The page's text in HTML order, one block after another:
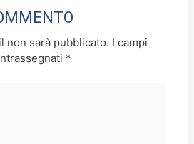
non sarà pubblicato. I campi
*